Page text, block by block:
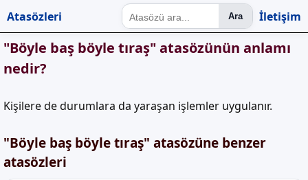
Atasözleri Ara İletişim
"Böyle baş böyle tıraş" atasözünün anlamı
nedir?
Kişilere de durumlara da yaraşan işlemler uygulanır.
"Böyle baş böyle tıraş" atasözüne benzer
atasözleri